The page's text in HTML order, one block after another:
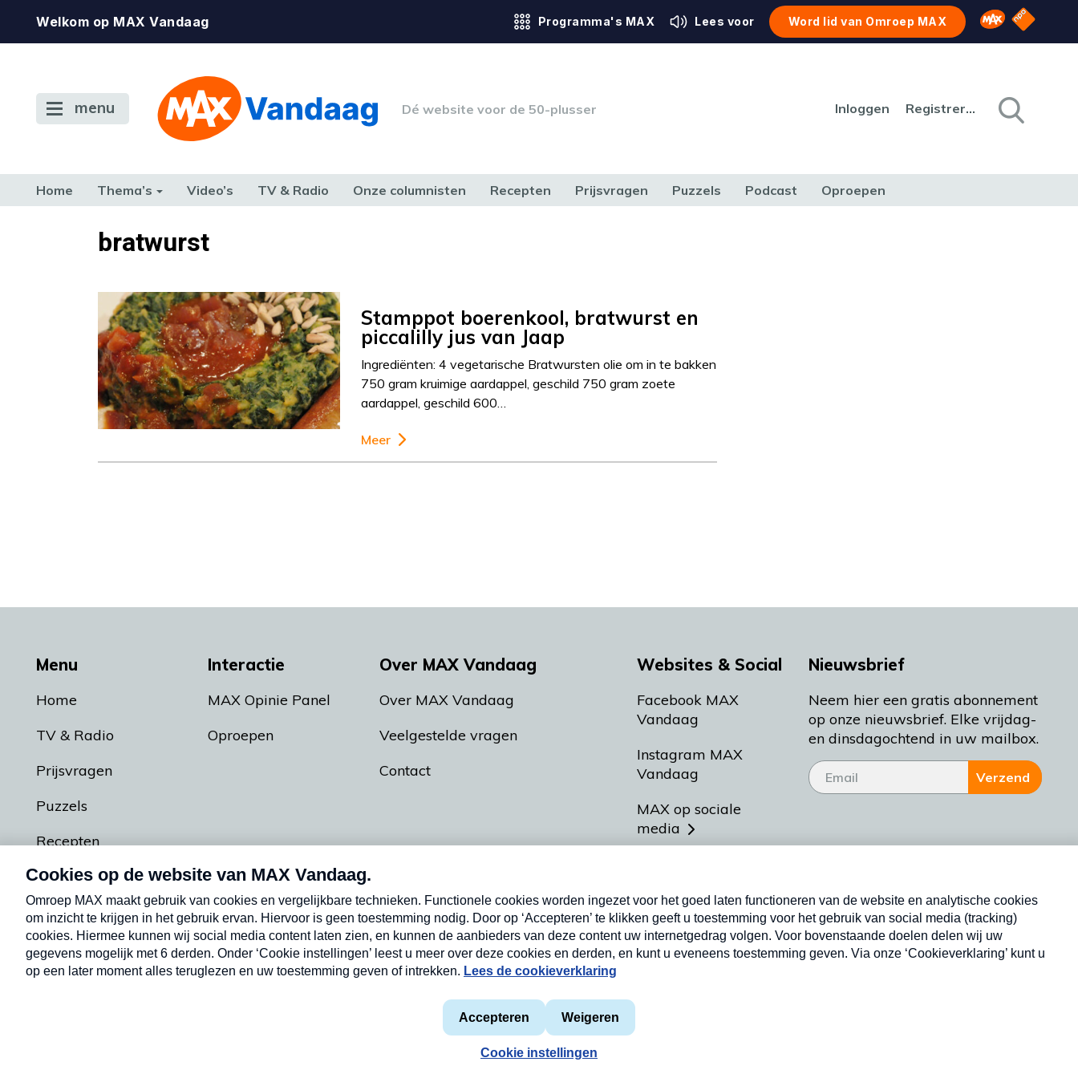
Welkom op MAX Vandaag Programma's MAX Lees voor Word lid van Omroep MAX Omroep MAX
NPO
menu Dé website voor de 50-plusser Inloggen Registreren
Home Thema’s Video’s TV & Radio Onze columnisten Recepten Prijsvragen Puzzels Podcast Oproepen
TERUG NAAR TOENbratwurst
Stamppot boerenkool, bratwurst en
piccalilly jus van Jaap
Ingrediënten: 4 vegetarische Bratwursten olie om in te bakken
750 gram kruimige aardappel, geschild 750 gram zoete
aardappel, geschild 600…
Meer
Menu
Home
TV & Radio
Prijsvragen
Puzzels
Recepten
Podcasts
Interactie
MAX Opinie Panel
Oproepen
Over MAX Vandaag
Over MAX Vandaag
Veelgestelde vragen
Contact
Websites & Social
Facebook MAX
Vandaag
Instagram MAX
Vandaag
MAX op sociale
media
Meldpunt Actueel
Heel Holland Bakt
Nieuwsbrief
Neem hier een gratis abonnement
op onze nieuwsbrief. Elke vrijdag-
en dinsdagochtend in uw mailbox.
Verzend
Privacyverklaring
Cookieverklaring
Nieuwsbrief
Neem hier een gratis abonnement op onze